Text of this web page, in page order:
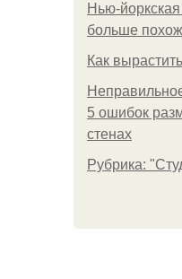
Нью-йоркская
больше
Как
5 ошибок
стенах
Рубрика: